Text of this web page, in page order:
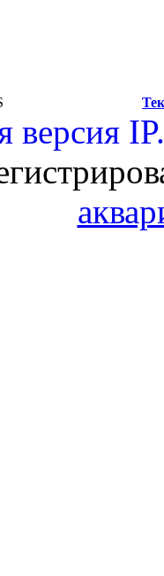
версия